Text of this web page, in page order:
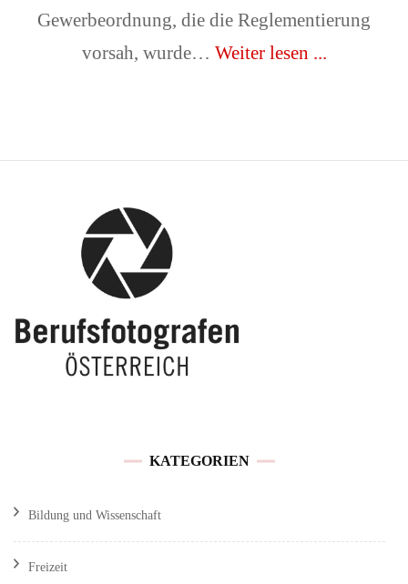
Gewerbeordnung, die die Reglementierung
vorsah, wurde… Weiter lesen ...
KATEGORIEN
Bildung und Wissenschaft
Freizeit